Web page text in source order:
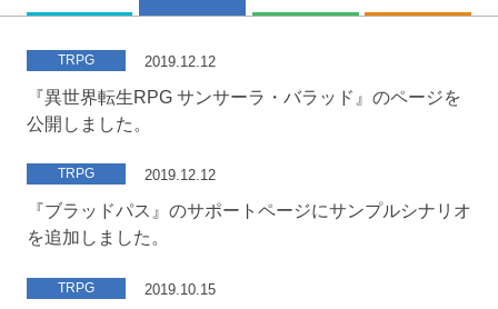
TRPG 2019.12.12
『異世界転生RPG サンサーラ・バラッド』のページを
公開しました。
TRPG 2019.12.12
『ブラッドパス』のサポートページにサンプルシナリオ
を追加しました。
TRPG 2019.10.15